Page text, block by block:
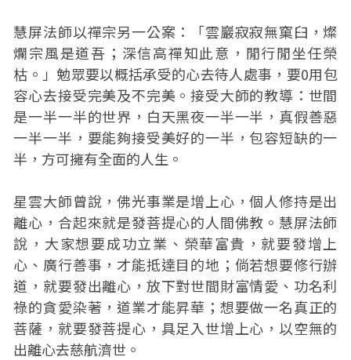
慧屏法師以禪宗另一公案：「雲巖寂寂無窠臼，燦
爛宗風是道吾；深信高禪知此意，閒行閒坐任榮
枯。」勉眾要以概括承受的心去待人處事，要0用包
容心去接受完美及不完美。接受大師的教導：世間
是一半一半的世界，白天黑夜一半一半，真假善惡
一半一半，要能夠接受美好的一半，包容短缺的一
半，方可擁有全面的人生。
星雲大師曾說，佛光事業是增上心，個人修持是出
離心，合起來就是發菩提心的人間佛教。慧屏法師
說，大家想要成功立業、榮華富貴，就要發增上
心、廣行善事，才能抵達目的地；倘若想要修行辦
道，就要發出離心，放下對世間財富情愛、功名利
祿的貪愛染著，道業才能昇華；想要做一名真正的
菩薩，就要發菩提心，具足入世增上心，以空無的
出離心去慈航濟世。